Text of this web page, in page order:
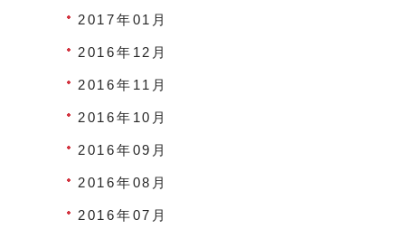
2017年01月
2016年12月
2016年11月
2016年10月
2016年09月
2016年08月
2016年07月